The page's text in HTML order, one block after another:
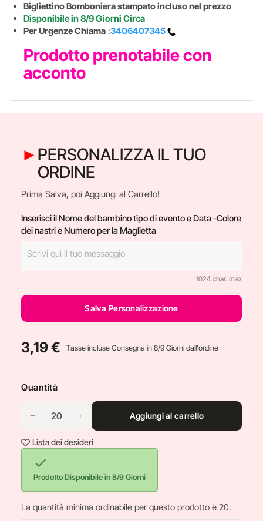
Bigliettino Bomboniera stampato incluso nel prezzo
Disponibile in 8/9 Giorni Circa
Per Urgenze Chiama :3406407345
Prodotto prenotabile con
acconto
PERSONALIZZA IL TUO
ORDINE
Prima Salva, poi Aggiungi al Carrello!
Inserisci il Nome del bambino tipo di evento e Data -Colore
dei nastri e Numero per la Maglietta
1024 char. max
Salva Personalizzazione
3,19 € Tasse incluseConsegna in 8/9 Giorni dall'ordine
Quantità
Aggiungi al carrello
Lista dei desideri

Prodotto Disponibile in 8/9 Giorni
La quantità minima ordinabile per questo prodotto è 20.